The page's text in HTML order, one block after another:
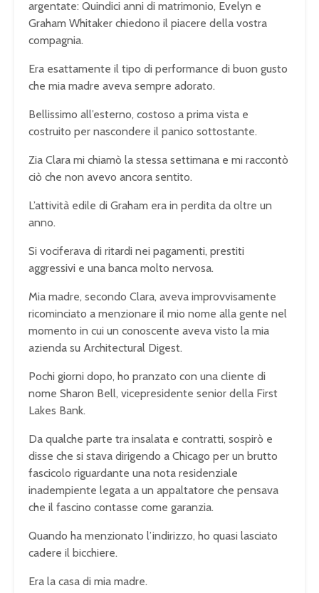
argentate: Quindici anni di matrimonio, Evelyn e
Graham Whitaker chiedono il piacere della vostra
compagnia.
Era esattamente il tipo di performance di buon gusto
che mia madre aveva sempre adorato.
Bellissimo all’esterno, costoso a prima vista e
costruito per nascondere il panico sottostante.
Zia Clara mi chiamò la stessa settimana e mi raccontò
ciò che non avevo ancora sentito.
L’attività edile di Graham era in perdita da oltre un
anno.
Si vociferava di ritardi nei pagamenti, prestiti
aggressivi e una banca molto nervosa.
Mia madre, secondo Clara, aveva improvvisamente
ricominciato a menzionare il mio nome alla gente nel
momento in cui un conoscente aveva visto la mia
azienda su Architectural Digest.
Pochi giorni dopo, ho pranzato con una cliente di
nome Sharon Bell, vicepresidente senior della First
Lakes Bank.
Da qualche parte tra insalata e contratti, sospirò e
disse che si stava dirigendo a Chicago per un brutto
fascicolo riguardante una nota residenziale
inadempiente legata a un appaltatore che pensava
che il fascino contasse come garanzia.
Quando ha menzionato l’indirizzo, ho quasi lasciato
cadere il bicchiere.
Era la casa di mia madre.